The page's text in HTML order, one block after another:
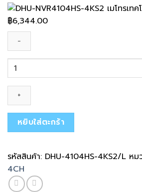
฿6,344.00
จำนวน
DHU-
4104HS-
4KS2/L
หยิบใส่ตะกร้า
รหัสสินค้า: DHU-4104HS-4KS2/L หม
4CH